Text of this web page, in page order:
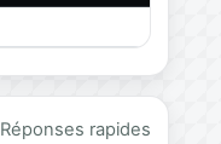
Réponses rapides